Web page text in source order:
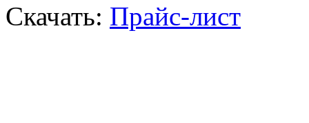
Скачать: Прайс-лист